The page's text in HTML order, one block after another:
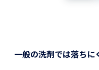
一般の洗剤では落ちに